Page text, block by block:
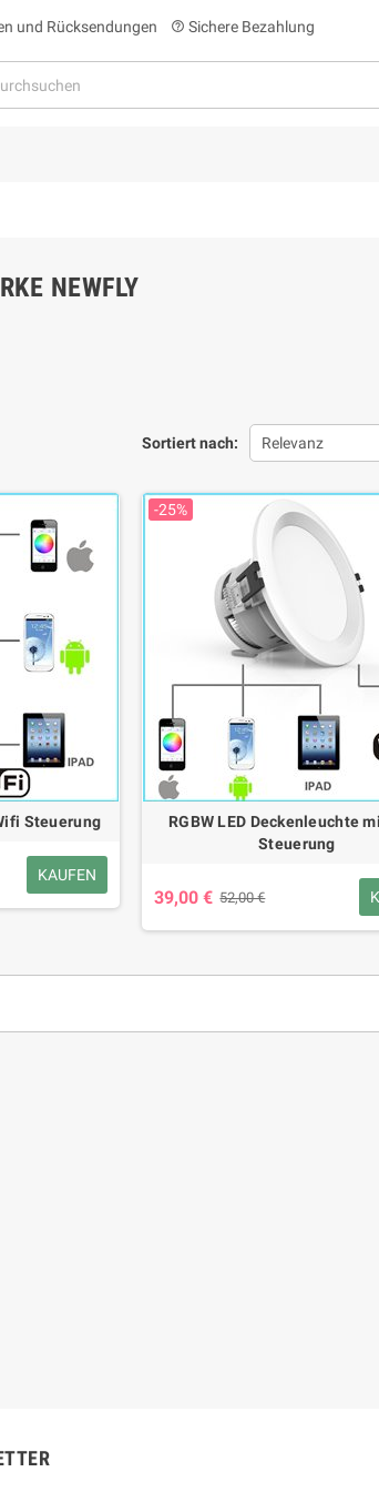
und Rücksendungen help_outline Sichere Bezahlung
für
Mini Retro Design Bluetooth-
NEWFLY
Sortiert nach: Relevanz
Steuerung
KAUFEN
-25%
RGBW LED Deckenleuchte
Steuerung
39,00 € 52,00 €